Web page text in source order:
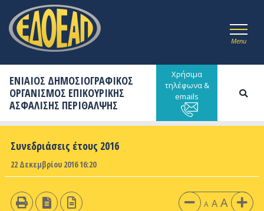
Menu
ΕΝΙΑΙΟΣ ΔΗΜΟΣΙΟΓΡΑΦΙΚΟΣ
ΟΡΓΑΝΙΣΜΟΣ ΕΠΙΚΟΥΡΙΚΗΣ
ΑΣΦΑΛΙΣΗΣ ΠΕΡΙΘΑΛΨΗΣ
Χρήσιμα
τηλέφωνα &
emails
Συνεδριάσεις έτους 2016
22 Δεκεμβρίου 2016 16:20
A A A